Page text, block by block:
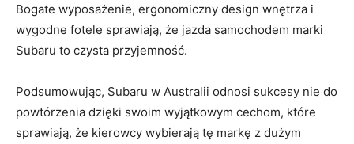
Bogate wyposażenie, ergonomiczny design wnętrza i
⁣wygodne fotele sprawiają, że jazda ​samochodem ⁤marki
Subaru to czysta przyjemność.
Podsumowując, Subaru w Australii ⁤odnosi sukcesy nie do
powtórzenia dzięki swoim wyjątkowym cechom, które
sprawiają, że kierowcy‍ wybierają tę markę z ‌dużym